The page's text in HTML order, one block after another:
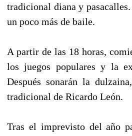
tradicional diana y
un poco más de baile.
A partir de las 18 horas,
los juegos populares y la
Después sonarán la
tradicional de Ricardo León.
Tras el imprevisto del año